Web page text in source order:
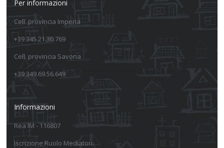
Per informazioni
Cell. provincia Imperia
+39 345.21.30.769
Cell. provincia Savona
+39 349.69.56.649
Informazioni
Rea IM - 116807
Iscrizione Ruolo Mediatori: